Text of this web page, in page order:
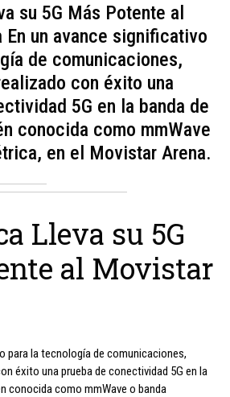
su 5G Más Potente al
En un avance significativo
de comunicaciones,
con éxito una
5G en la banda de
conocida como mmWave
en el Movistar Arena.
Lleva su 5G
al Movistar
para la tecnología de comunicaciones,
éxito una prueba de conectividad 5G en la
conocida como mmWave o banda